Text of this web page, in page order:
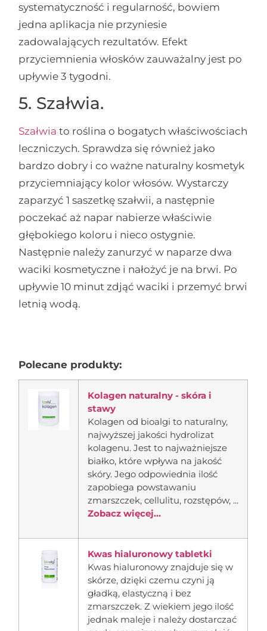
systematyczność i regularność, bowiem
jedna aplikacja nie przyniesie
zadowalających rezultatów. Efekt
przyciemnienia włosków zauważalny jest po
upływie 3 tygodni.
5. Szałwia.
Szałwia to roślina o bogatych właściwościach
leczniczych. Sprawdza się również jako
bardzo dobry i co ważne naturalny kosmetyk
przyciemniający kolor włosów. Wystarczy
zaparzyć 1 saszetkę szałwii, a następnie
poczekać aż napar nabierze właściwie
głębokiego koloru i nieco ostygnie.
Następnie należy zanurzyć w naparze dwa
waciki kosmetyczne i nałożyć je na brwi. Po
upływie 10 minut zdjąć waciki i przemyć brwi
letnią wodą.
Polecane produkty:
Kolagen naturalny - skóra i
stawy
Kolagen od bioalgi to naturalny,
najwyższej jakości hydrolizat
kolagenu. Jest to najważniejsze
białko, które wpływa na jakość
skóry. Jego odpowiednia ilość
zapobiega powstawaniu
zmarszczek, cellulitu, rozstępów, ...
Zobacz więcej...
Kwas hialuronowy tabletki
Kwas hialuronowy znajduje się w
skórze, dzięki czemu czyni ją
gładką, elastyczną i bez
zmarszczek. Z wiekiem jego ilość
jednak maleje i należy dostarczać